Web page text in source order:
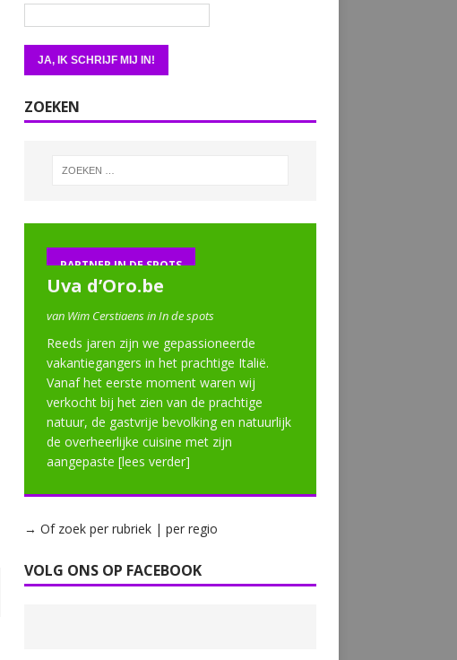
ZOEKEN
PARTNER IN DE SPOTS
Uva d’Oro.be
van Wim Cerstiaens in In de spots
Reeds jaren zijn we gepassioneerde
vakantiegangers in het prachtige Italië.
Vanaf het eerste moment waren wij
verkocht bij het zien van de prachtige
natuur, de gastvrije bevolking en natuurlijk
de overheerlijke cuisine met zijn
aangepaste [lees verder]
→ Of zoek per rubriek | per regio
VOLG ONS OP FACEBOOK